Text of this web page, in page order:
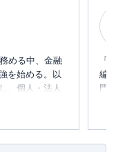
める中、金融
を始める。以
、個人・法人
コメンテータ
タイルを実
「
編
門
め